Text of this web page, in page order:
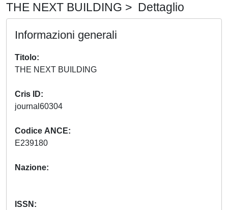
THE NEXT BUILDING > Dettaglio
Informazioni generali
Titolo
Cris ID
Codice ANCE
Nazione
ISSN